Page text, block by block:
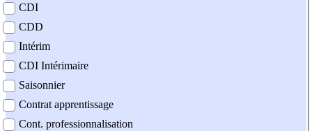
contrat
CDI
CDD
Intérim
CDI Intérimaire
Saisonnier
Contrat apprentissage
Cont. professionnalisation